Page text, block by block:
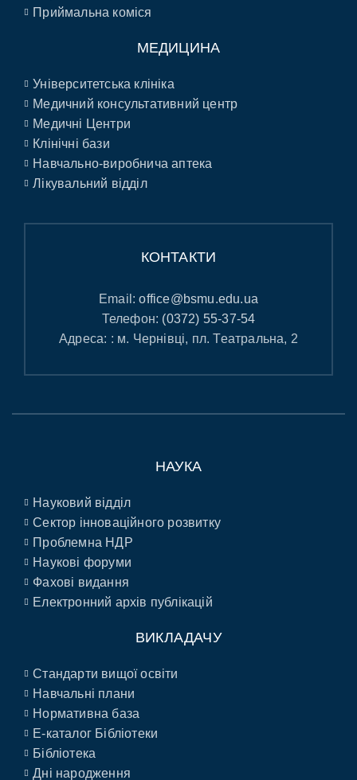
Приймальна коміся
МЕДИЦИНА
Університетська клініка
Медичний консультативний центр
Медичні Центри
Клінічні бази
Навчально-виробнича аптека
Лікувальний відділ
КОНТАКТИ
Email:office@bsmu.edu.ua
Телефон: (0372) 55-37-54
Адреса: : м. Чернівці, пл. Театральна, 2
НАУКА
Науковий відділ
Сектор інноваційного розвитку
Проблемна НДР
Наукові форуми
Фахові видання
Електронний архів публікацій
ВИКЛАДАЧУ
Стандарти вищої освіти
Навчальні плани
Нормативна база
E-каталог Бібліотеки
Бібліотека
Дні народження